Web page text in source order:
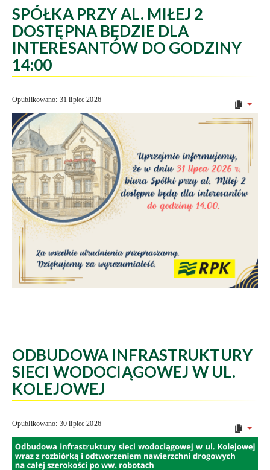
SPÓŁKA PRZY AL. MIŁEJ 2
DOSTĘPNA BĘDZIE DLA
INTERESANTÓW DO GODZINY
14:00
Opublikowano: 31 lipiec 2026
ODBUDOWA INFRASTRUKTURY
SIECI WODOCIĄGOWEJ W UL.
KOLEJOWEJ
Opublikowano: 30 lipiec 2026